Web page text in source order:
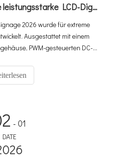
So implementieren Sie leistungsstarke LCD-Digital-Signage-Systeme für den Außenbereich bei extremer Hitze von 60 °C in Dubai
2026 wurde für extreme
Ausgestattet mit einem
PWM-gesteuerten DC-
°C Umgebungstemperatur voll
sich um eine echte „Plug-and-
- 01
DATE